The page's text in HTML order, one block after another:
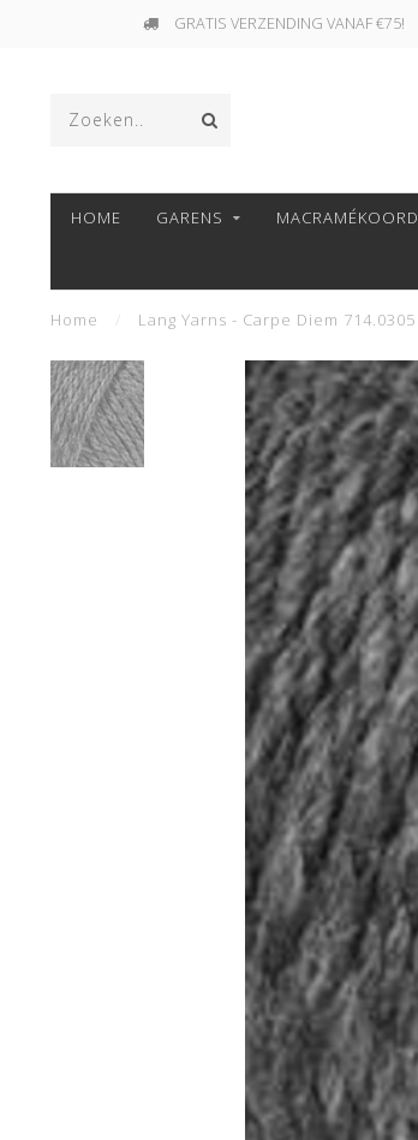
GRATIS VERZENDING VANAF €75!
HOME GARENS MACRAMÉKOORD
Home Lang Yarns - Carpe Diem 714.0305